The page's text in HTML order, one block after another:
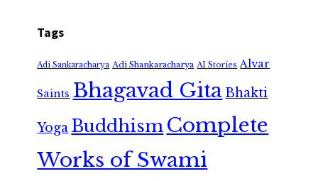
Tags
Adi Sankaracharya Adi Shankaracharya AI Stories Alvar
Saints Bhagavad GitaBhakti
Yoga Buddhism Complete
Works of Swami